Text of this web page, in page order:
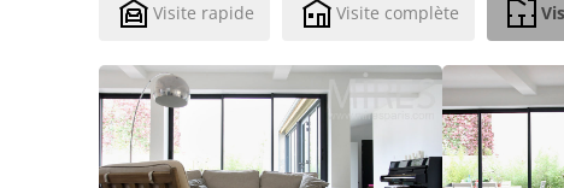
Visite rapide Visite complète